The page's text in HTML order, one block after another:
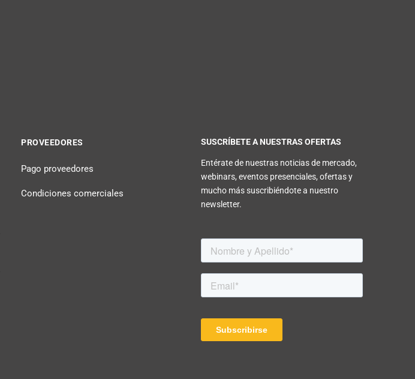
PROVEEDORES
Pago proveedores
Condiciones comerciales
SUSCRÍBETE A NUESTRAS OFERTAS
Entérate de nuestras noticias de mercado,
webinars, eventos presenciales, ofertas y
mucho más suscribiéndote a nuestro
newsletter.